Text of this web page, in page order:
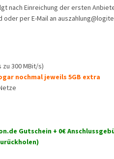
nach Einreichung der ersten
oder per E-Mail an
zu 300 MBit/s)
nochmal jeweils 5GB extra
Gutschein + 0€